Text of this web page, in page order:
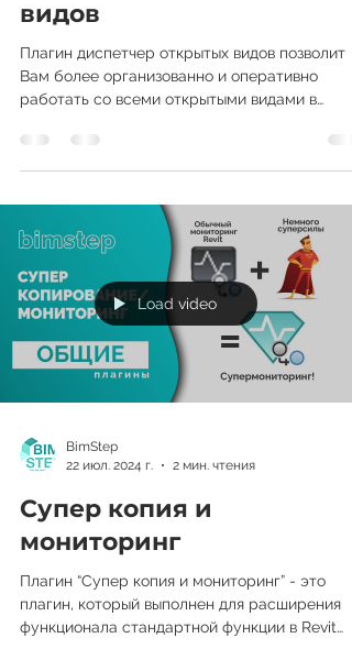
Диспетчер открытых
видов
Плагин диспетчер открытых видов позволит
Вам более организованно и оперативно
работать со всеми открытыми видами в
Load video
Супер копия и
мониторинг
Плагин “Супер копия и мониторинг” - это
плагин, который выполнен для расширения